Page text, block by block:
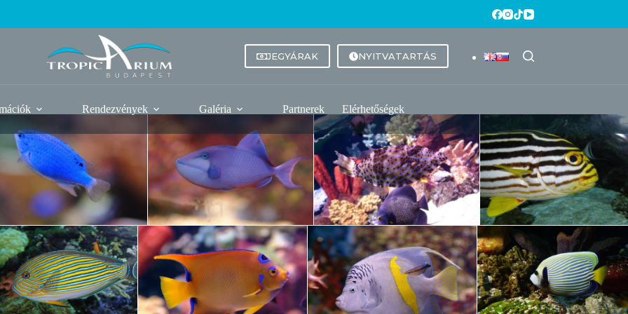
JEGYÁRAK NYITVATARTÁS
Rendezvények Galéria Partnerek Elérhetőségek